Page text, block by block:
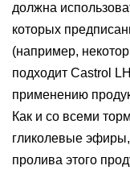
должна
которых
(например,
подходит Castrol
применению
Как и со всеми
гликолевые эфиры,
пролива этого